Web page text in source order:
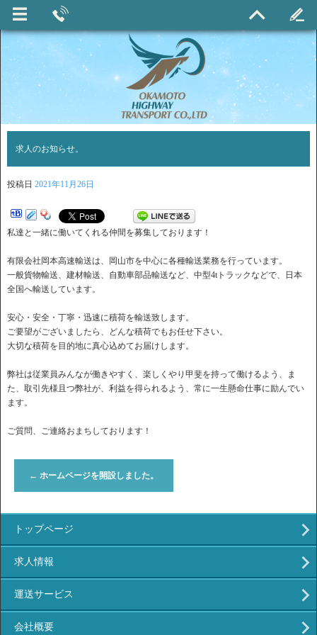
求人のお知らせ。
投稿日 2021年11月26日
私達と一緒に働いてくれる仲間を募集しております！
有限会社岡本高速輸送は、岡山市を中心に各種輸送業務を行っています。
一般貨物輸送、建材輸送、自動車部品輸送など、中型4tトラックなどで、日本
全国へ輸送しています。
安心・安全・丁寧・迅速に積荷を輸送致します。
ご要望がございましたら、どんな積荷でもお任せ下さい。
大切な積荷を目的地に真心込めてお届けします。
弊社は従業員みんなが働きやすく、楽しくやり甲斐を持って働けるよう、ま
た、取引先様且つ弊社が、利益を得られるよう、常に一生懸命仕事に励んでい
ます。
ご質問、ご連絡おまちしております！
← ホームページを開設しました。
トップページ
求人情報
運送サービス
会社概要